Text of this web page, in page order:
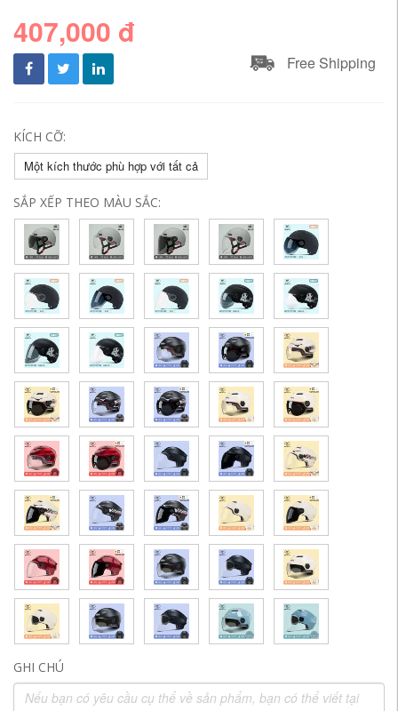
407,000 đ
Free Shipping
KÍCH CỠ:
Một kích thước phù hợp với tất cả
SẮP XẾP THEO MÀU SẮC:
GHI CHÚ